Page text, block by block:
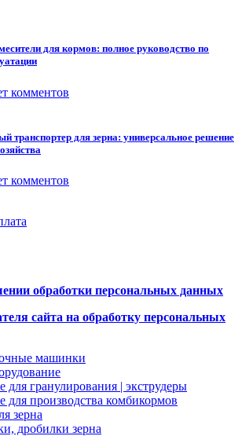
для кормов: полное руководство по
комментов
транспортер для зерна: универсальное решение
комментов
обработки персональных данных
сайта на обработку персональных
машинки
для гранулирования | экструдеры
для производства комбикормов
зерна
дробилки зерна